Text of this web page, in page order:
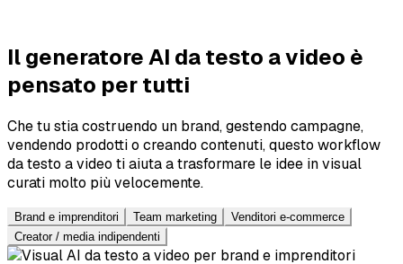
Il generatore AI da testo a video è
pensato per tutti
Che tu stia costruendo un brand, gestendo campagne,
vendendo prodotti o creando contenuti, questo workflow
da testo a video ti aiuta a trasformare le idee in visual
curati molto più velocemente.
Brand e imprenditori Team marketing
Venditori e-commerce
Creator / media indipendenti